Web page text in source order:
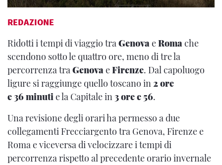
REDAZIONE
Ridotti i tempi di viaggio traGenovaeRomache
scendono sotto le quattro ore, meno di tre la
percorrenza traGenovaeFirenze. Dal capoluogo
ligure si raggiunge quello toscano in2 ore
e 36 minutie la Capitale in3 ore e 56.
Una revisione degli orari ha permesso a due
collegamenti Frecciargento tra Genova, Firenze e
Roma e viceversa di velocizzare i tempi di
percorrenza rispetto al precedente orario invernale